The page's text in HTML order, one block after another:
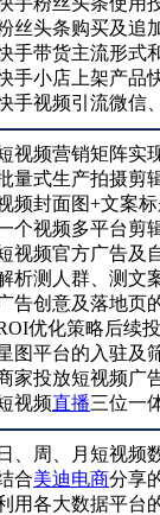
丝头条购买及追
手带货主流形式
手小店上架产品
手视频引流微信
视频营销矩阵实
量式生产拍摄剪
频封面图+文案
个视频多平台剪
视频官方广告及
析测人群、测文
告创意及落地页
优化策略后续
图平台的入驻及
家投放短视频广
视频直播三位一
日、周、月短视频
合美迪电商分享
用各大数据平台